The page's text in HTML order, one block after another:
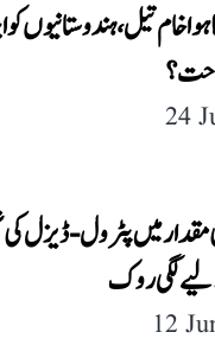
فیصد سستا ہوا خام تیل،
24
میں پٹرول-ڈیزل کی
12